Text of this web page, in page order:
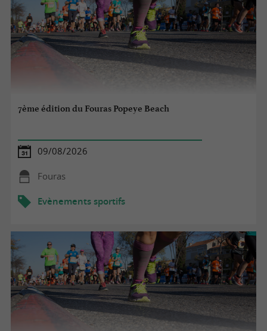
7ème édition du Fouras Popeye Beach
09/08/2026
Fouras
Evènements sportifs